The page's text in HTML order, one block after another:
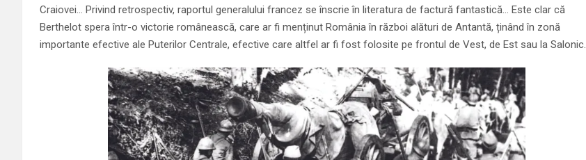
Craiovei… Privind retrospectiv, raportul generalului francez se înscrie în literatura de factură fantastică… Este clar că
Berthelot spera într-o victorie românească, care ar fi menținut România în război alături de Antantă, ținând în zonă
importante efective ale Puterilor Centrale, efective care altfel ar fi fost folosite pe frontul de Vest, de Est sau la Salonic.